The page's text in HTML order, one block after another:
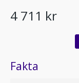
4 711 kr
Fakta